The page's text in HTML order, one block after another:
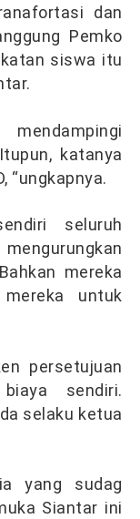
dan
Pemko
siswa itu
katanya
“ungkapnya.
seluruh
mereka
untuk
persetujuan
sendiri.
selaku ketua
yang sudag
Siantar ini